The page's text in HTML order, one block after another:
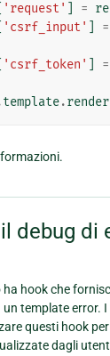
'request' =
'csrf_input' =
'csrf_token' =
template.render
debug di
ha hook che
template error.
questi hook
dagli